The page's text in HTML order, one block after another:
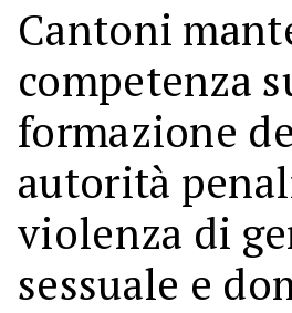
Cantoni
competenza
formazione
autorità
violenza di
sessuale e